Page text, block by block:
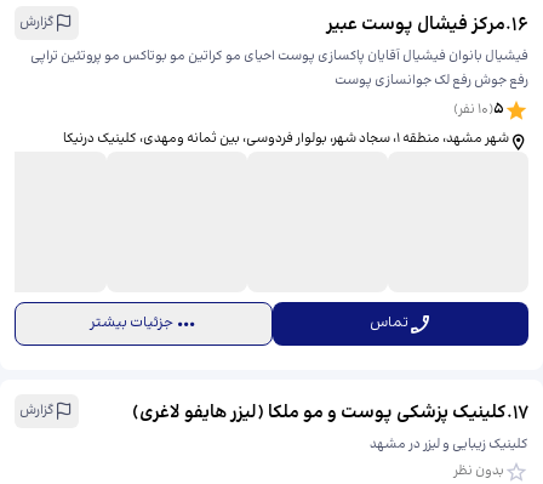
16
.مرکز فیشال پوست عبیر
گزارش
فیشیال بانوان فیشیال آقایان پاکسازی پوست احیای مو کراتین مو بوتاکس مو پروتئین تراپی
رفع جوش رفع لک جوانسازی پوست
5
(
10 نفر)
شهر مشهد، منطقه ۱، سجاد شهر، بولوار فردوسی، ​بین ثمانه ومهدی، کلینیک درنیکا
تماس جزئیات بیشتر
17
.کلینیک پزشکی پوست و مو ملکا (لیزر هایفو لاغری)
گزارش
کلینیک زیبایی و لیزر در مشهد
بدون نظر